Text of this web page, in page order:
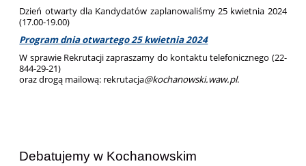
Dzień otwarty dla Kandydatów zaplanowaliśmy 25 kwietnia 2024
(17.00-19.00)
Program dnia otwartego 25 kwietnia 2024
W sprawie Rekrutacji zapraszamy do kontaktu telefonicznego (22-
844-29-21)
oraz drogą mailową: rekrutacja@kochanowski.waw.pl.
Debatujemy w Kochanowskim